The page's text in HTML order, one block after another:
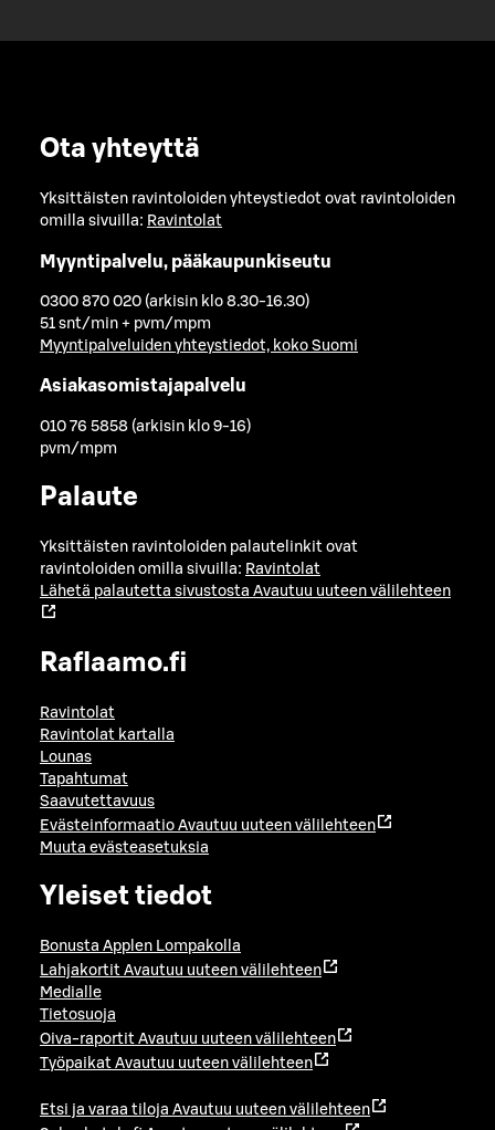
Ota yhteyttä
Yksittäisten ravintoloiden yhteystiedot ovat ravintoloiden
omilla sivuilla: Ravintolat
Myyntipalvelu, pääkaupunkiseutu
0300 870 020 (arkisin klo 8.30-16.30)
51 snt/min + pvm/mpm
Myyntipalveluiden yhteystiedot, koko Suomi
Asiakasomistajapalvelu
010 76 5858 (arkisin klo 9-16)
pvm/mpm
Palaute
Yksittäisten ravintoloiden palautelinkit ovat
ravintoloiden omilla sivuilla: Ravintolat
Lähetä palautetta sivustosta Avautuu uuteen välilehteen
Raflaamo.fi
Ravintolat
Ravintolat kartalla
Lounas
Tapahtumat
Saavutettavuus
Evästeinformaatio Avautuu uuteen välilehteen
Muuta evästeasetuksia
Yleiset tiedot
Bonusta Applen Lompakolla
Lahjakortit Avautuu uuteen välilehteen
Medialle
Tietosuoja
Oiva-raportit Avautuu uuteen välilehteen
Työpaikat Avautuu uuteen välilehteen
Etsi ja varaa tiloja Avautuu uuteen välilehteen